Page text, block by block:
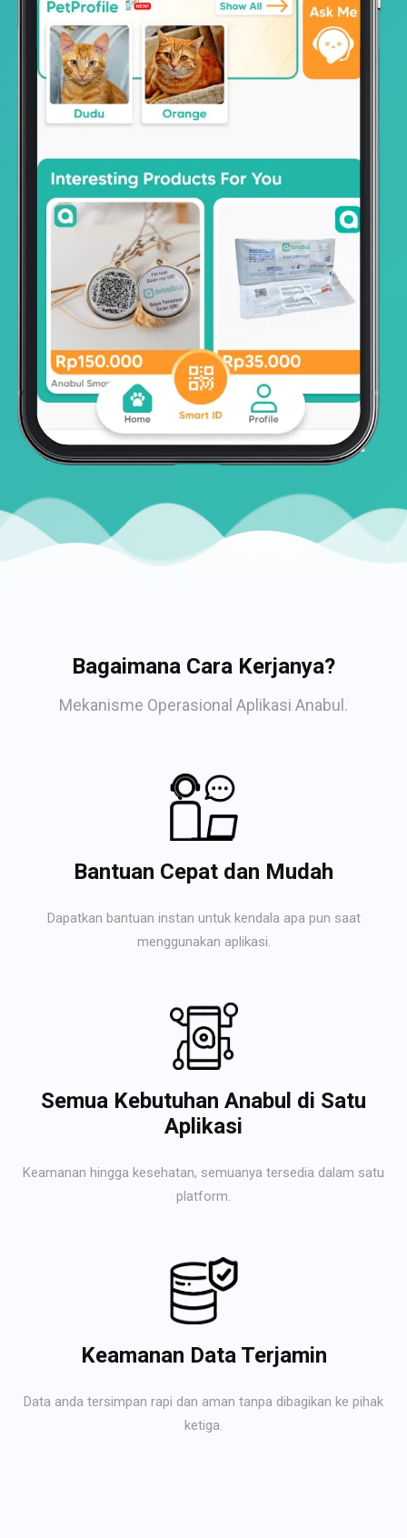
Bagaimana Cara Kerjanya?
Mekanisme Operasional Aplikasi Anabul.
Bantuan Cepat dan Mudah
Dapatkan bantuan instan untuk kendala apa pun saat
menggunakan aplikasi.
Semua Kebutuhan Anabul di Satu
Aplikasi
Keamanan hingga kesehatan, semuanya tersedia dalam satu
platform.
Keamanan Data Terjamin
Data anda tersimpan rapi dan aman tanpa dibagikan ke pihak
ketiga.